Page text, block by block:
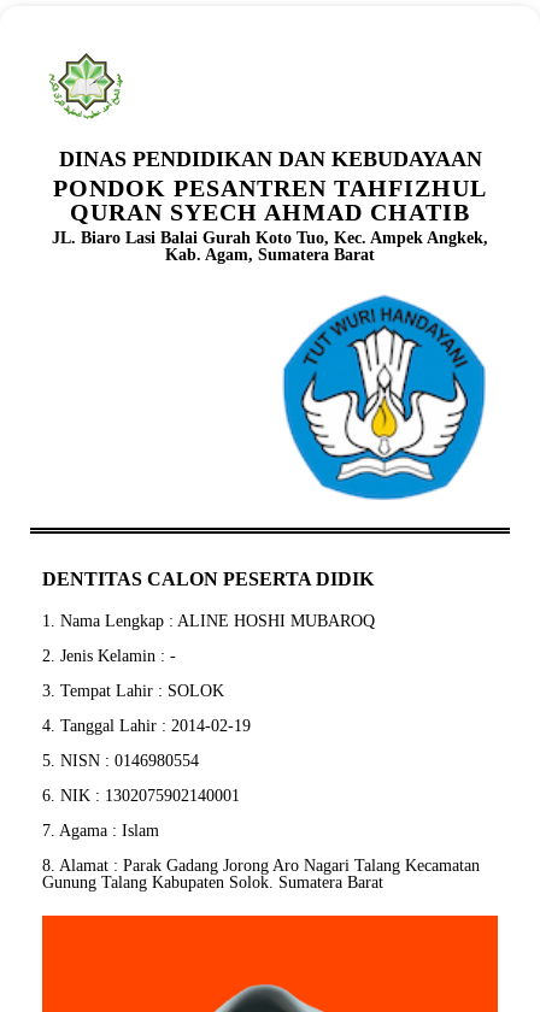
DINAS PENDIDIKAN DAN KEBUDAYAAN
PONDOK PESANTREN TAHFIZHUL
QURAN SYECH AHMAD CHATIB
JL. Biaro Lasi Balai Gurah Koto Tuo, Kec. Ampek Angkek,
Kab. Agam, Sumatera Barat
DENTITAS CALON PESERTA DIDIK
1. Nama Lengkap : ALINE HOSHI MUBAROQ
2. Jenis Kelamin : -
3. Tempat Lahir : SOLOK
4. Tanggal Lahir : 2014-02-19
5. NISN : 0146980554
6. NIK : 1302075902140001
7. Agama : Islam
8. Alamat : Parak Gadang Jorong Aro Nagari Talang Kecamatan
Gunung Talang Kabupaten Solok. Sumatera Barat